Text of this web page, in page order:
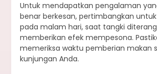
Untuk mendapatkan pengalaman
benar berkesan, pertimbangkan
pada malam hari, saat tangki
memberikan efek mempesona.
memeriksa waktu pemberian makan
kunjungan Anda.